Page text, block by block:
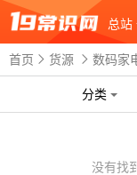
总站
首页 货源 数码家
分类
没有找